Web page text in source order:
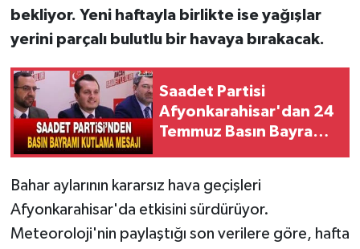
bekliyor. Yeni haftayla birlikte ise yağışlar
yerini parçalı bulutlu bir havaya bırakacak.
Saadet Partisi
Afyonkarahisar'dan 24
Temmuz Basın Bayramı
Bahar aylarının kararsız hava geçişleri
Afyonkarahisar'da etkisini sürdürüyor.
Meteoroloji'nin paylaştığı son verilere göre, hafta